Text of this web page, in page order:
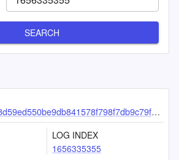
SEARCH
LOG INDEX
1656335355